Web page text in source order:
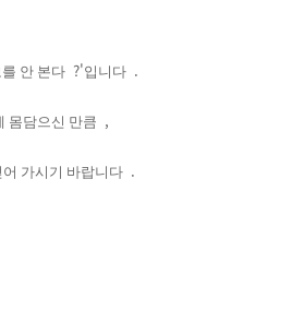
안 본다 ?'입니다 .
몸담으신 만큼 ,
가시기 바랍니다 .